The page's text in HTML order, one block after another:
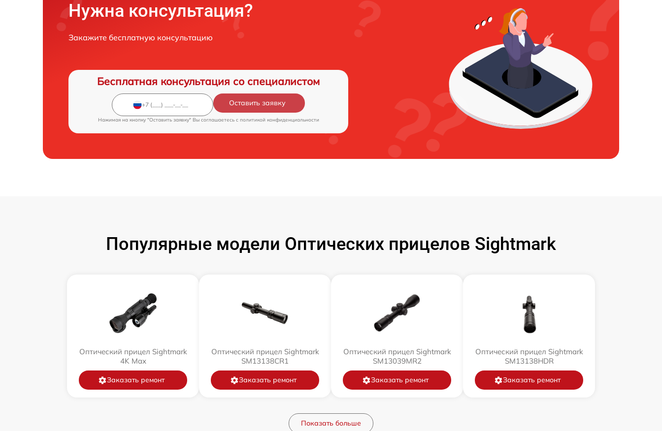
Нужна консультация?
Закажите бесплатную консультацию
Бесплатная консультация со специалистом
Оставить заявку
Нажимая на кнопку "Оставить заявку" Вы соглашаетесь c политикой конфиденциальности
Популярные модели Оптических прицелов Sightmark
Оптический прицел Sightmark
4K Max
Заказать ремонт
Оптический прицел Sightmark
SM13138CR1
Заказать ремонт
Оптический прицел Sightmark
SM13039MR2
Заказать ремонт
Оптический прицел Sightmark
SM13138HDR
Заказать ремонт
Показать больше